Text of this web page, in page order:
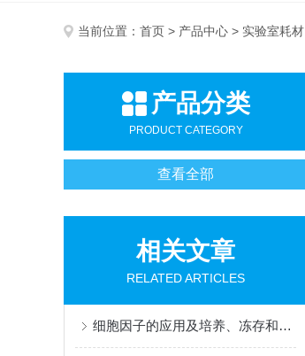
当前位置： 首页 > 产品中心 > 实验室耗材
产品分类
PRODUCT CATEGORY
查看全部
相关文章
RELATED ARTICLES
细胞因子的应用及培养、冻存和复苏